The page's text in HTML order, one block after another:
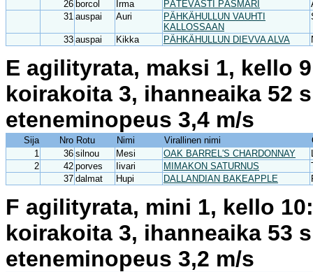
26 borcol Irma PÄTEVÄSTI PÄSMÄRI
31 auspai Auri
PÄHKÄHULLUN VAUHTI
KALLOSSAAN
33 auspai Kikka PÄHKÄHULLUN DIEVVA ALVA
E agilityrata, maksi 1, kello
koirakoita 3, ihanneaika 52
eteneminopeus 3,4 m/s
Sija Nro Rotu Nimi Virallinen nimi
1
36 silnou Mesi OAK BARREL'S CHARDONNAY
2
42 porves Iivari MIMAKON SATURNUS
37 dalmat Hupi DALLANDIAN BAKEAPPLE
F agilityrata, mini 1, kello
koirakoita 3, ihanneaika 53
eteneminopeus 3,2 m/s